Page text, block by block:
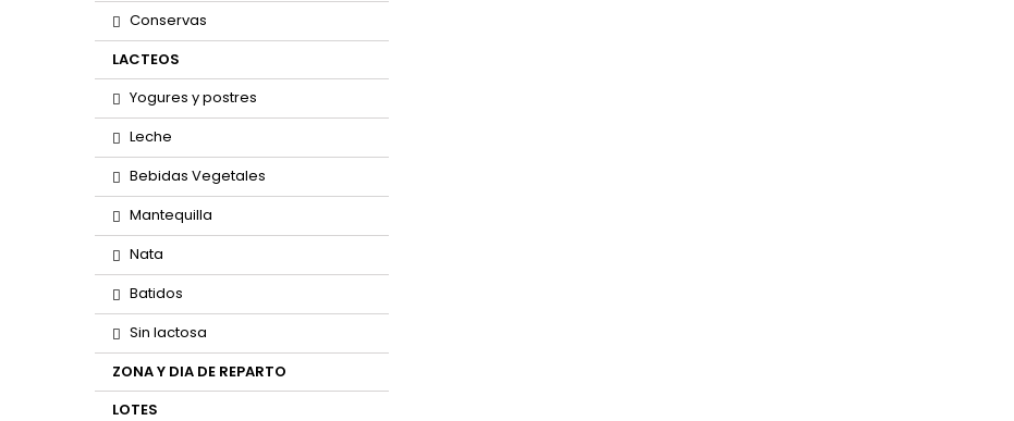
Conservas
LACTEOS
Yogures y postres
Leche
Bebidas Vegetales
Mantequilla
Nata
Batidos
Sin lactosa
ZONA Y DIA DE REPARTO
LOTES